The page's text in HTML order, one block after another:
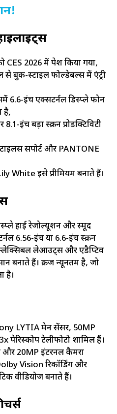
CES 2026 में पेश किया गया,
बुक-स्टाइल फोल्डेबल्स में एंट्री
6.6-इंच एक्सटर्नल डिस्प्ले फोन
है,
इंच बड़ा स्क्रीन प्रोडक्टिविटी
सपोर्ट और PANTONE
White इसे प्रीमियम बनाते हैं।
हाई रेजोल्यूशन और स्मूद
6.56-इंच या 6.6-इंच स्क्रीन
लेआउट्स और एडैप्टिव
बनाते हैं। क्रीज न्यूनतम है, जो
है।
LYTIA मेन सेंसर, 50MP
पेरिस्कोप टेलीफोटो शामिल हैं।
और 20MP इंटरनल कैमरा
Vision रिकॉर्डिंग और
वीडियोज बनाते हैं।​